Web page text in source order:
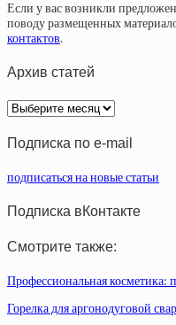
Если у вас возникли
поводу размещенных
контактов.
Архив статей
Архив
статей
Подписка по e-mail
подписаться на новые статьи
Подписка вКонтакте
Смотрите также:
Профессиональная косметика:
Горелка для аргонодуговой